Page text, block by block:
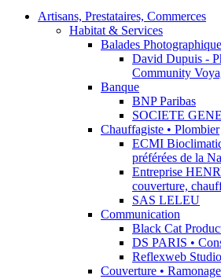
Artisans, Prestataires, Commerces
Habitat & Services
Balades
David Dupuis -
Community
Banque
BNP Paribas
SOCIETE
Chauffagiste • Plombier
ECMI
préférées de la
Entreprise
couverture,
SAS LELEU
Communication
Black Cat
DS PARIS •
Reflexweb Studio
Couverture • Ramonage